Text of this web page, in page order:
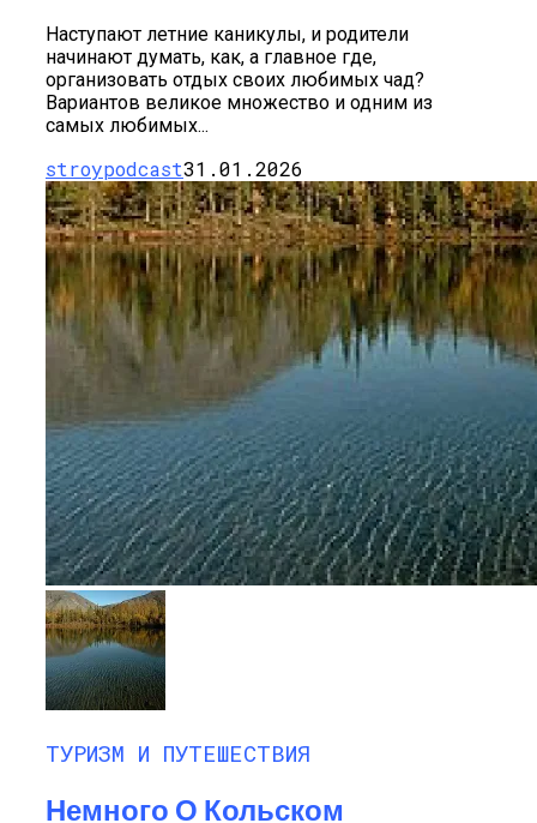
Наступают летние каникулы, и родители
начинают думать, как, а главное где,
организовать отдых своих любимых чад?
Вариантов великое множество и одним из
самых любимых...
stroypodcast31.01.2026
ТУРИЗМ И ПУТЕШЕСТВИЯ
Немного О Кольском